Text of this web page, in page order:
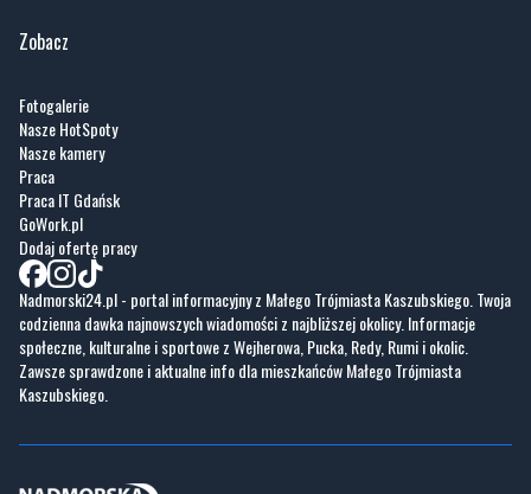
Zobacz
Fotogalerie
Nasze HotSpoty
Nasze kamery
Praca
Praca IT Gdańsk
GoWork.pl
Dodaj ofertę pracy
Nadmorski24.pl - portal informacyjny z Małego Trójmiasta Kaszubskiego. Twoja
codzienna dawka najnowszych wiadomości z najbliższej okolicy. Informacje
społeczne, kulturalne i sportowe z Wejherowa, Pucka, Redy, Rumi i okolic.
Zawsze sprawdzone i aktualne info dla mieszkańców Małego Trójmiasta
Kaszubskiego.